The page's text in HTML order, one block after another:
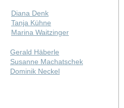
Diana Denk
Tanja Kühne
Marina Waitzinger
Gerald Häberle
Susanne Machatschek
Dominik Neckel